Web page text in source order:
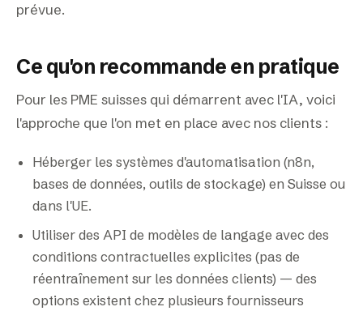
prévue.
Ce qu'on recommande en pratique
Pour les PME suisses qui démarrent avec l'IA, voici
l'approche que l'on met en place avec nos clients :
Héberger les systèmes d'automatisation (n8n,
bases de données, outils de stockage) en Suisse ou
dans l'UE.
Utiliser des API de modèles de langage avec des
conditions contractuelles explicites (pas de
réentraînement sur les données clients) — des
options existent chez plusieurs fournisseurs